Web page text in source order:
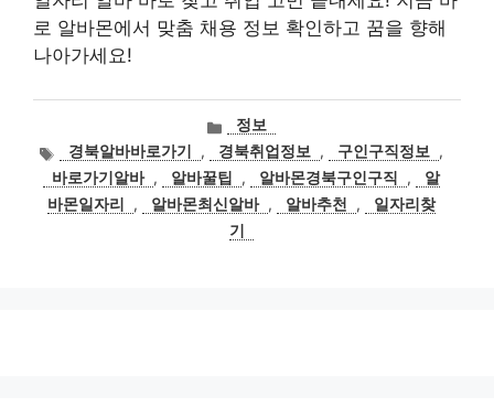
로 알바몬에서 맞춤 채용 정보 확인하고 꿈을 향해
나아가세요!
카
테
고
리
정보
태
그
경북알바바로가기 , 경북취업정보 , 구인구직정보
,
바로가기알바 , 알바꿀팁 , 알바몬경북구인구직 ,
알
바몬일자리
, 알바몬최신알바 , 알바추천 ,
일자리찾
기